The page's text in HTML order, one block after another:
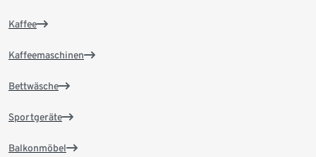
Kaffee
Kaffeemaschinen
Bettwäsche
Sportgeräte
Balkonmöbel